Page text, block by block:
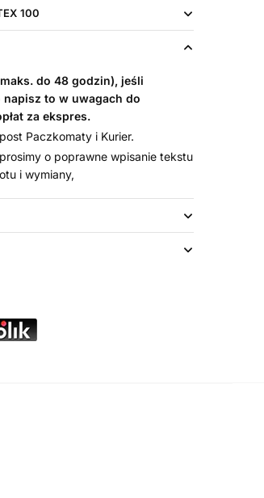
100
do 48 godzin), jeśli
to w uwagach do
za ekspres.
Paczkomaty i Kurier.
o poprawne wpisanie tekstu
i wymiany,